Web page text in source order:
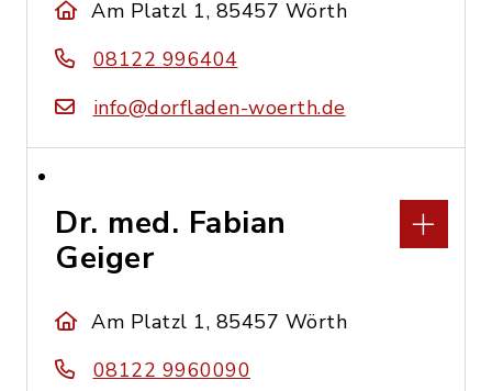
Am Platzl 1, 85457 Wörth
08122 996404
info@dorfladen-woerth.de
Dr. med. Fabian
Geiger
Am Platzl 1, 85457 Wörth
08122 9960090